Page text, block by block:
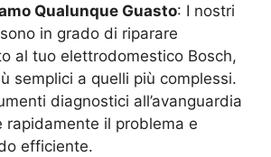
Qualunque Guasto: I nostri
in grado di riparare
al tuo elettrodomestico Bosch,
semplici a quelli più complessi.
diagnostici all’avanguardia
rapidamente il problema e
efficiente.